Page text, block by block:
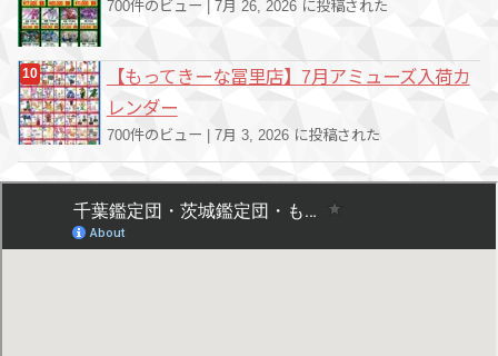
700件のビュー 7月 26, 2026 に投稿された
【もってきーな冨里店】7月アミューズ入荷カ
レンダー
700件のビュー 7月 3, 2026 に投稿された